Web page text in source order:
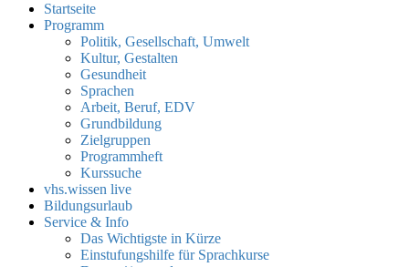
Startseite
Programm
Politik, Gesellschaft, Umwelt
Kultur, Gestalten
Gesundheit
Sprachen
Arbeit, Beruf, EDV
Grundbildung
Zielgruppen
Programmheft
Kurssuche
vhs.wissen live
Bildungsurlaub
Service & Info
Das Wichtigste in Kürze
Einstufungshilfe für Sprachkurse